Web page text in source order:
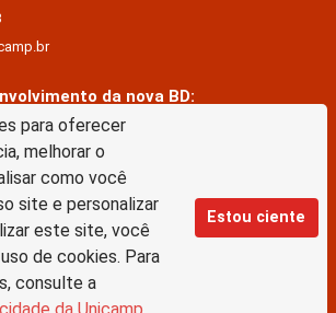
para oferecer
melhorar o
como você
site e personalizar
este site, você
de cookies. Para
consulte a
Estou ciente
da nova BD:
Almeida
E Silva
está licenciado com uma Licença Creative Commons –
4.0 Internacional